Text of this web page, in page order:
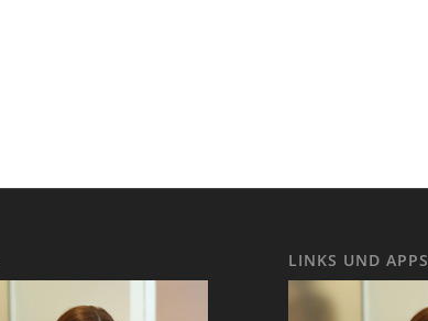
LINKS UND APPS